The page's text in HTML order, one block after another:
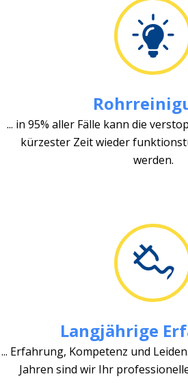
... in 95% aller Fälle kann die
kürzester Zeit wieder
werden.
Langjährige
... Erfahrung, Kompetenz und
Jahren sind wir Ihr